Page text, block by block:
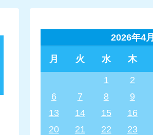
2026年4月
月 火 水 木
1 2
6
7 8 9
13
14 15 16
20
21 22 23